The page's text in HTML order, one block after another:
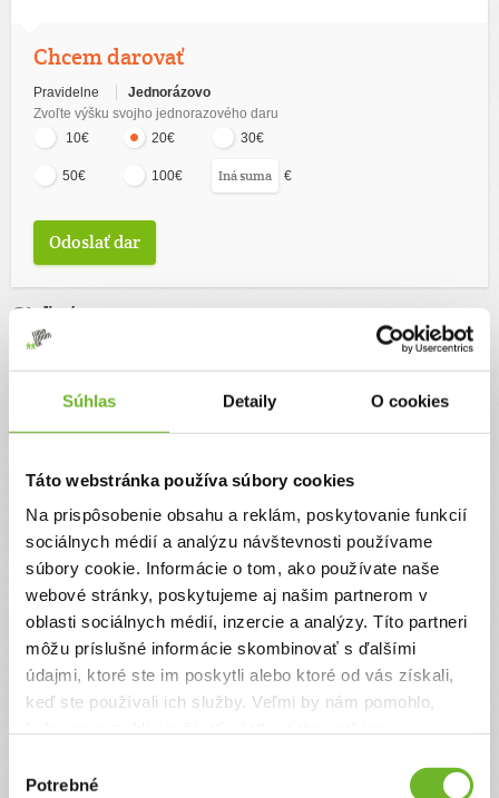
Súhlas Detaily O cookies
Táto webstránka používa súbory cookies
Na prispôsobenie obsahu a reklám, poskytovanie funkcií
sociálnych médií a analýzu návštevnosti používame
súbory cookie. Informácie o tom, ako používate naše
webové stránky, poskytujeme aj našim partnerom v
oblasti sociálnych médií, inzercie a analýzy. Títo partneri
môžu príslušné informácie skombinovať s ďalšími
údajmi, ktoré ste im poskytli alebo ktoré od vás získali,
keď ste používali ich služby. Veľmi by nám pomohlo,
súhlasu
Potrebné
Chcem darovať
Pravidelne
Jednorázovo
Zvoľte výšku svojho jednorazového daru
10€
20€ 30€
50€ 100€ €
Cieľ výzvy
preležanín.
Autor výzvy
Mária Smolková
Príbeh
Pomoc pre pani Máriu na dofinancovanie osobnej
asistencie a liekov
Pani Mária je osoba s ťažkým zdravotným znevýhodnením v dôsledku
progresívnej svalovej dystrofie. Ide o neurologické ochorenie, ktoré jej
svalov a následné respiračné zlyhávania spôsobili, že je nastavená na
domácu liečbu podpornou pľúcnou ventiláciou, takže v noci môže dýchať